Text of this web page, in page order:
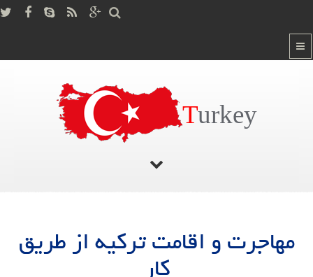
Turkey
مهاجرت و اقامت ترکیه از طریق
کار